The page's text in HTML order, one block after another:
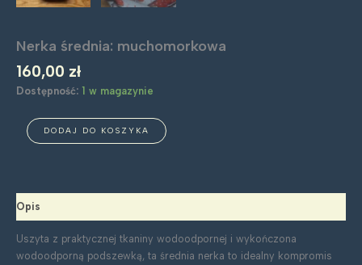
Nerka średnia: muchomorkowa
160,00 zł
Dostępność: 1 w magazynie
ilość
Nerka
DODAJ DO KOSZYKA
Opis
Uszyta z praktycznej tkaniny wodoodpornej i wykończona
wodoodporną podszewką, ta średnia nerka to idealny kompromis